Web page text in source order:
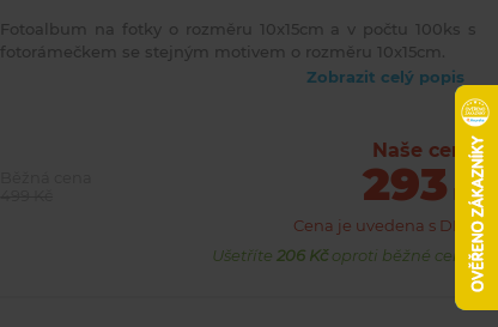
Fotoalbum na fotky o rozměru 10x15cm a v počtu 100ks s
fotorámečkem se stejným motivem o rozměru 10x15cm.
Zobrazit celý popis
Naše cena
293 Kč
Cena je uvedena s DPH
Ušetříte 206 Kčoproti běžné ceně.